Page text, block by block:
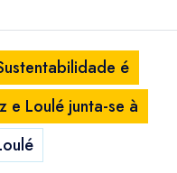
é
e Loulé junta-se à